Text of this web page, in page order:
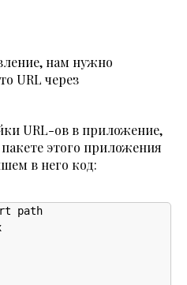
нам нужно
URL через
URL-ов в приложение,
пакете этого приложения
в него код:
path